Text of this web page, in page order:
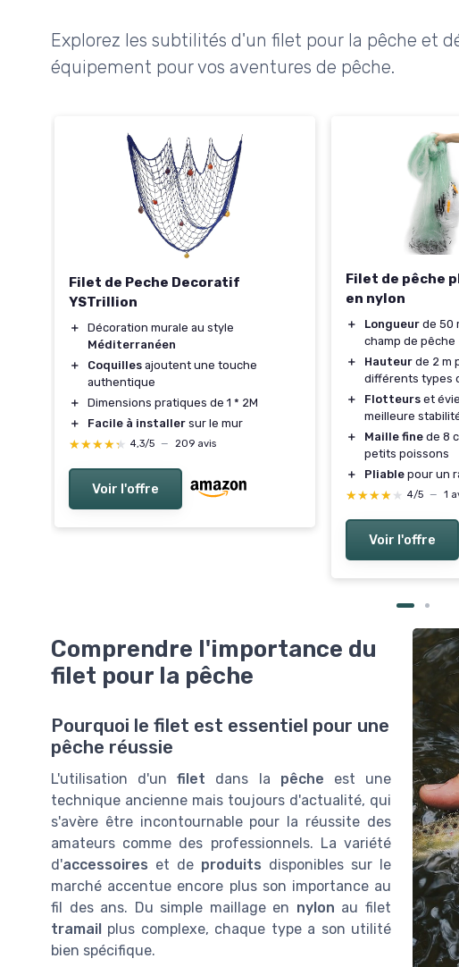
Explorez les subtilités d'un filet pour la pêche et
équipement pour vos aventures de pêche.
Filet de Peche Decoratif
YSTrillion
＋
Décoration murale au style
Méditerranéen
＋
Coquilles ajoutent une touche
authentique
＋
Dimensions pratiques de 1 * 2M
＋
Facile à installer sur le mur
★★★★★
★★★★★ 4,3/5 — 209 avis
Voir l'offre
Filet de pêche
en nylon
＋ Longueur de 50
champ de pêche
＋
Hauteur de 2 m
différents types
＋
Flotteurs et
meilleure
＋
Maille fine de 8
petits poissons
＋
Pliable pour un
★★★★★
★★★★★ 4/5 — 1
Voir l'offre
Comprendre l'importance du
filet pour la pêche
Pourquoi le filet est essentiel pour une
pêche réussie
L'utilisation d'unfilet dans la pêche est une
technique ancienne mais toujours d'actualité, qui
s'avère être incontournable pour la réussite des
amateurs comme des professionnels. La variété
d'accessoires et de produits disponibles sur le
marché accentue encore plus son importance au
fil des ans. Du simple maillage en nylon au filet
tramail plus complexe, chaque type a son utilité
bien spécifique.